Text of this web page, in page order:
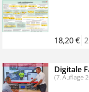
Bestellen Sie jetzt das
Kennenlern-Abo für
Monaten brauchen
Abonnement endet
weiteren
18,20 €
Digitale
(7. Auflage